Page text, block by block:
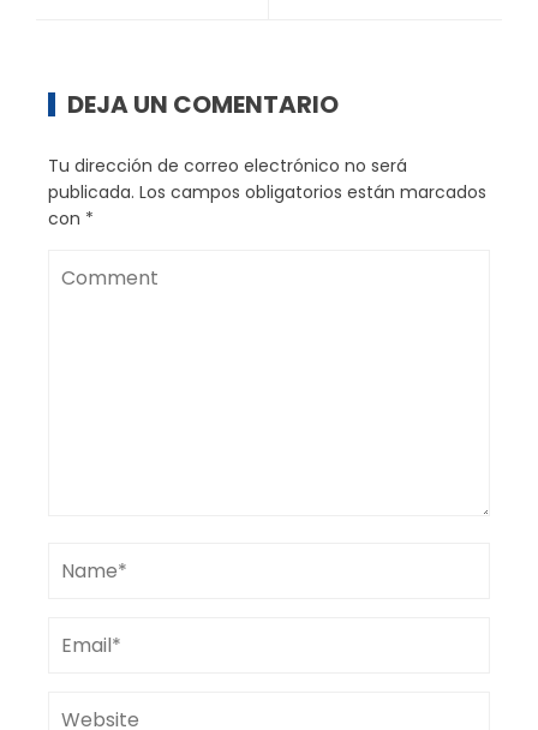
DEJA UN COMENTARIO
Tu dirección de correo electrónico no será
publicada. Los campos obligatorios están marcados
con *